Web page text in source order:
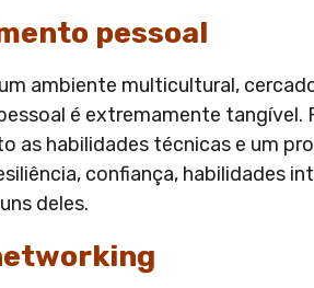
pessoal
ambiente multicultural,
é extremamente tangível.
as habilidades técnicas e um
confiança, habilidades
deles.